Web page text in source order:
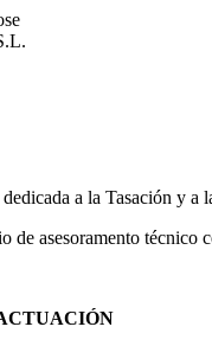
a la Tasación y a
de asesoramento técnico